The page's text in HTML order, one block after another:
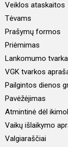
Veiklos ataskaitos
Tėvams
Prašymų formos
Priėmimas
Lankomumo tvarka
VGK tvarkos
Pailgintos dienos
Pavėžėjimas
Atmintinė dėl
Vaikų išlaikymo
Valgiaraščiai